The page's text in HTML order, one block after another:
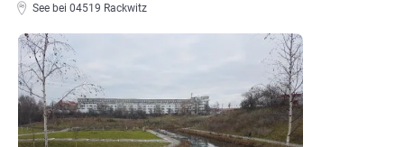
See bei 04519 Rackwitz